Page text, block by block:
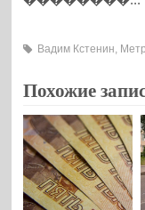
Вадим Кстенин
Похожие